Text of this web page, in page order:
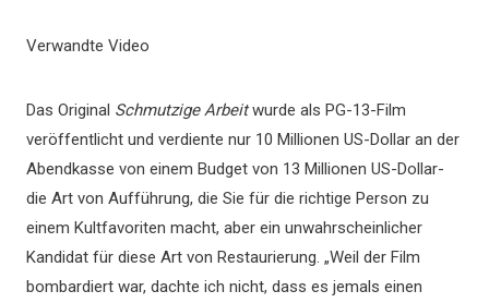
Verwandte Video
Das Original Schmutzige Arbeitwurde als PG-13-Film
veröffentlicht und verdiente nur 10 Millionen US-Dollar an der
Abendkasse von einem Budget von 13 Millionen US-Dollar-
die Art von Aufführung, die Sie für die richtige Person zu
einem Kultfavoriten macht, aber ein unwahrscheinlicher
Kandidat für diese Art von Restaurierung. „Weil der Film
bombardiert war, dachte ich nicht, dass es jemals einen